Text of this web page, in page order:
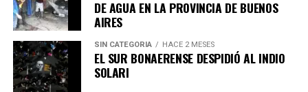
La medida también aplicará a los consorcios
Asimismo, la iniciativa prevé que los comercios y
así como en obras sociales y empresas de medicina
prepaga.
Requisitos para acceder a estos
DE AGUA EN LA PROVINCIA DE BUENOS
AIRES
SIN CATEGORIA HACE 2 MESES
EL SUR BONAERENSE DESPIDIÓ AL INDIO
SOLARI